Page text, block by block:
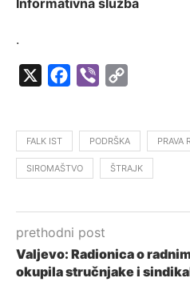
Informativna služba
.
Facebook
Viber
FALK IST PODRŠKA PRAVA
SIROMAŠTVO ŠTRAJK
prethodni post
Valjevo: Radionica o
okupila stručnjake i